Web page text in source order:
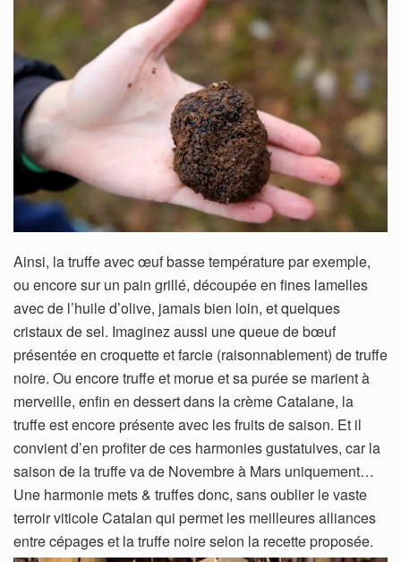
Ainsi, la truffe avec œuf basse température par exemple,
ou encore sur un pain grillé, découpée en fines lamelles
avec de l’huile d’olive, jamais bien loin, et quelques
cristaux de sel. Imaginez aussi une queue de bœuf
présentée en croquette et farcie (raisonnablement) de truffe
noire. Ou encore truffe et morue et sa purée se marient à
merveille, enfin en dessert dans la crème Catalane, la
truffe est encore présente avec les fruits de saison. Et il
convient d’en profiter de ces harmonies gustatuives, car la
saison de la truffe va de Novembre à Mars uniquement…
Une harmonie mets & truffes donc, sans oublier le vaste
terroir viticole Catalan qui permet les meilleures alliances
entre cépages et la truffe noire selon la recette proposée.